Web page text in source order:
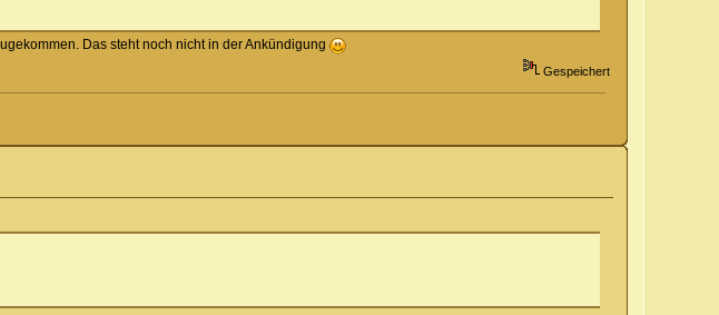
Das steht noch nicht in der Ankündigung
Gespeichert